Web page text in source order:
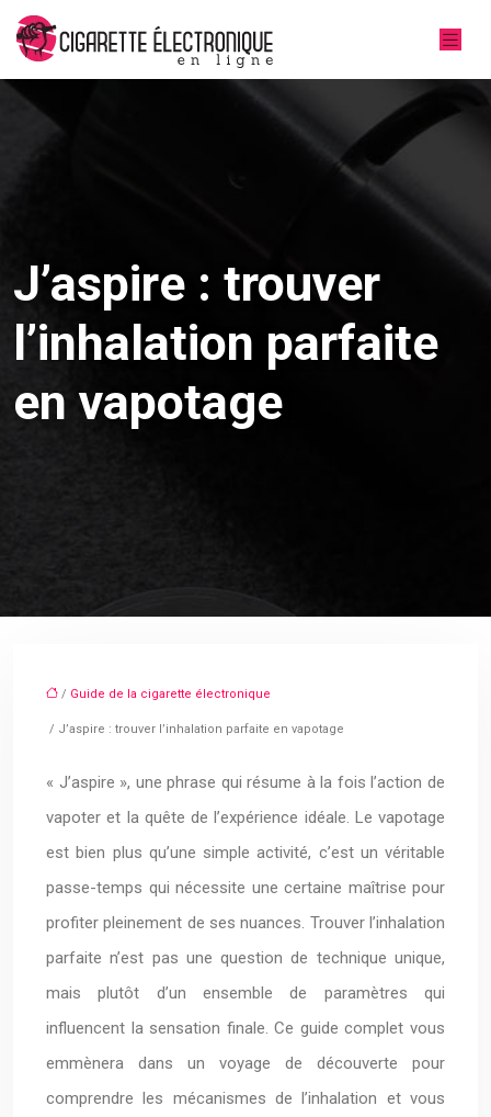
J’aspire : trouver
l’inhalation parfaite
en vapotage
/ Guide de la cigarette électronique
/ J’aspire : trouver l’inhalation parfaite en vapotage
« J’aspire », une phrase qui résume à la fois l’action de
vapoter et la quête de l’expérience idéale. Le vapotage
est bien plus qu’une simple activité, c’est un véritable
passe-temps qui nécessite une certaine maîtrise pour
profiter pleinement de ses nuances. Trouver l’inhalation
parfaite n’est pas une question de technique unique,
mais plutôt d’un ensemble de paramètres qui
influencent la sensation finale. Ce guide complet vous
emmènera dans un voyage de découverte pour
comprendre les mécanismes de l’inhalation et vous